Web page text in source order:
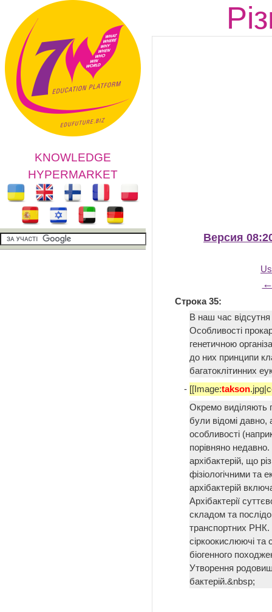
KNOWLEDGE
HYPERMARKET
Версия
Строка 35:
В наш час відсутня
Особливості
генетичною
до них принципи
багатоклітинних
- [[Image:takson
Окремо виділяють
були відомі давно,
особливості
порівняно
архібактерій, що
фізіологічними та
архібактерій
Архібактерії
складом та
транспортних РНК.
сіркоокислюючі та
біогенного
Утворення родовищ
бактерій.&nbsp;